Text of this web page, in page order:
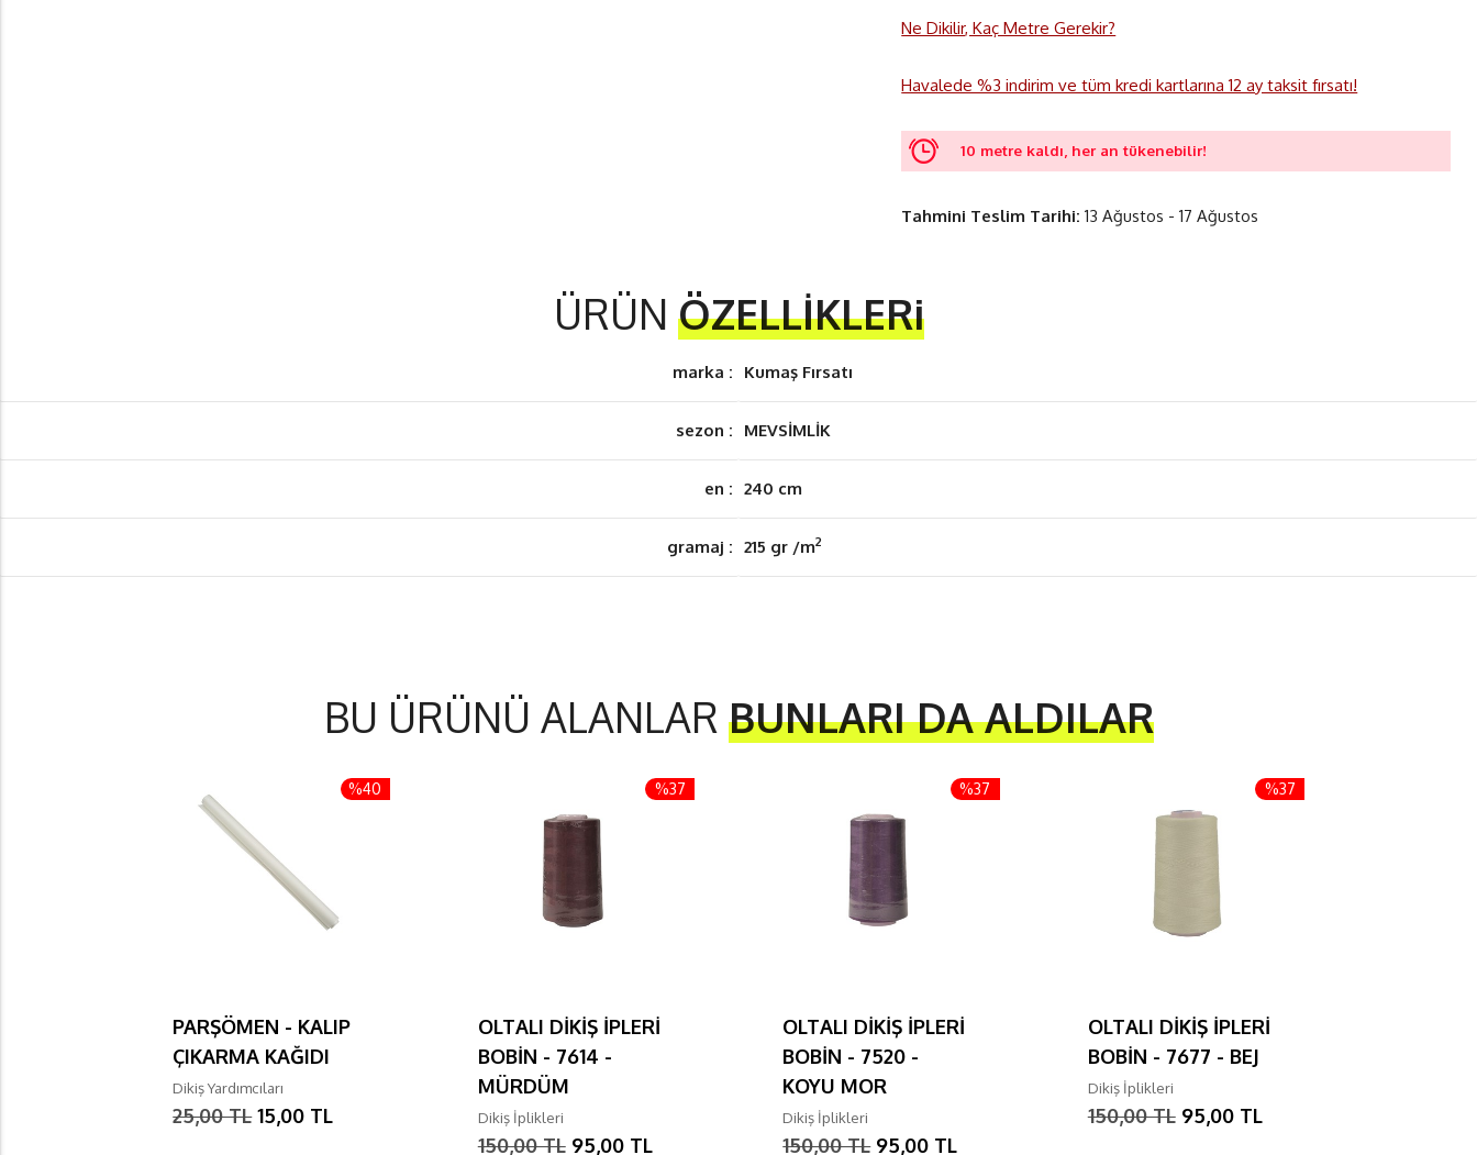
Ne Dikilir, Kaç Metre Gerekir?
Havalede %3 indirim ve tüm kredi kartlarına 12 ay taksit fırsatı!
10 metre kaldı, her an tükenebilir!
Tahmini Teslim Tarihi:13 Ağustos - 17 Ağustos
ÜRÜN ÖZELLİKLERi
marka : Kumaş Fırsatı
sezon : MEVSİMLİK
en : 240 cm
gramaj : 215 gr /m2
BU ÜRÜNÜ ALANLAR BUNLARI DA ALDILAR
%40
PARŞÖMEN - KALIP
ÇIKARMA KAĞIDI
Dikiş Yardımcıları
25,00 TL 15,00 TL
%37
OLTALI DİKİŞ İPLERİ
BOBİN - 7614 -
MÜRDÜM
Dikiş İplikleri
150,00 TL 95,00 TL
%37
OLTALI DİKİŞ İPLERİ
BOBİN - 7520 -
KOYU MOR
Dikiş İplikleri
150,00 TL 95,00 TL
%37
OLTALI DİKİŞ İPLERİ
BOBİN - 7677 - BEJ
Dikiş İplikleri
150,00 TL 95,00 TL